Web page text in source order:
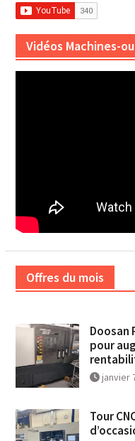
Vidéos Machines-
Offres du mois
Doosan
pour
janvier
Tour